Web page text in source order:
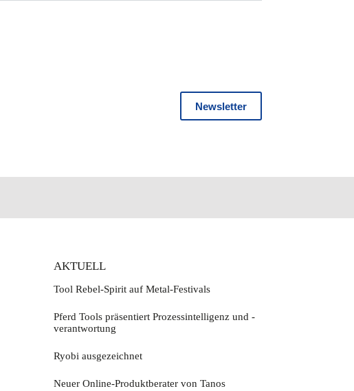
Newsletter
AKTUELL
Tool Rebel-Spirit auf Metal-Festivals
Pferd Tools präsentiert Prozessintelligenz und -
verantwortung
Ryobi ausgezeichnet
Neuer Online-Produktberater von Tanos